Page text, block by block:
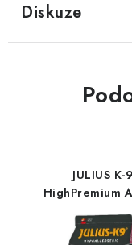
Diskuze
JULIUS K-9
HighPremium
SMALL